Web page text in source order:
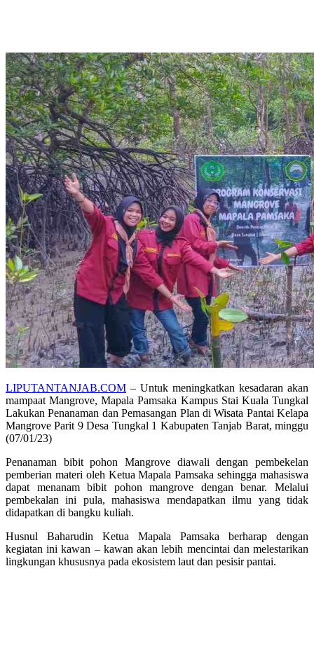
LIPUTANTANJAB.COM – Untuk meningkatkan kesadaran akan
mampaat Mangrove, Mapala Pamsaka Kampus Stai Kuala Tungkal
Lakukan Penanaman dan Pemasangan Plan di Wisata Pantai Kelapa
Mangrove Parit 9 Desa Tungkal 1 Kabupaten Tanjab Barat, minggu
(07/01/23)
Penanaman bibit pohon Mangrove diawali dengan pembekelan
pemberian materi oleh Ketua Mapala Pamsaka sehingga mahasiswa
dapat menanam bibit pohon mangrove dengan benar. Melalui
pembekalan ini pula, mahasiswa mendapatkan ilmu yang tidak
didapatkan di bangku kuliah.
Husnul Baharudin Ketua Mapala Pamsaka berharap dengan
kegiatan ini kawan – kawan akan lebih mencintai dan melestarikan
lingkungan khususnya pada ekosistem laut dan pesisir pantai.